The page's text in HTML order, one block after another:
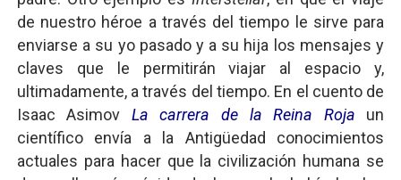
de nuestro héroe a través del tiempo le sirve para
enviarse a su yo pasado y a su hija los mensajes y
claves que le permitirán viajar al espacio y,
ultimadamente, a través del tiempo. En el cuento de
Isaac Asimov La carrera de la Reina Roja un
científico envía a la Antigüedad conocimientos
actuales para hacer que la civilización humana se